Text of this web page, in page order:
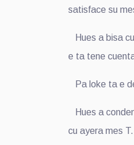
satisface su
Hues a bisa
e ta tene
Pa loke ta e
Hues a
cu ayera mes